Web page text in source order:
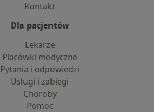
Kontakt
Dla pacjentów
Lekarze
Placówki medyczne
Pytania i odpowiedzi
Usługi i zabiegi
Choroby
Pomoc